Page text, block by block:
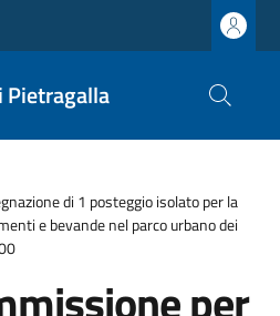
Pietragalla
di 1 posteggio isolato per la
e bevande nel parco urbano dei